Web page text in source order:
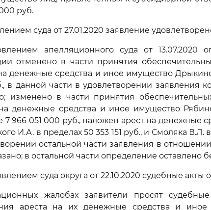
руб.
суда от 27.01.2020 заявление
апелляционного суда от 13.07.2020
отменено в части принятия
денежные средства и иное имущество
в данной части в удовлетворении заявления
изменено в части принятия
денежные средства и иное имущество
7 966 051 000 руб., наложен арест на денежные
И.А. в пределах 50 353 151 руб., и Смоляка В.Л.
остальной части заявления в
в остальной части определение оставлено
суда округа от 22.10.2020 судебные
жалобах заявители просят
ареста на их денежные средства и иное